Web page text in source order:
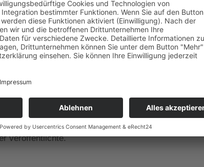
Gründerin von Schriftschatz
Herausforderung“. Heute steht ihr Unternehmen auf
oder Brush Lettering. Da sind die moderne und
die Event-Kalligrafie für Marken, für die die
personalisiert. Und schließlich die Auftragsarbeiten
bis hin zu Kartenserien. Nicht zu vergessen
Weihnachtskarten und kalligrafierten
„Die fast vergessene Kunst des
veröffentlichte.